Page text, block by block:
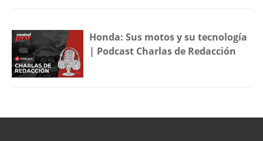
Honda: Sus motos y su tecnología
| Podcast Charlas de Redacción